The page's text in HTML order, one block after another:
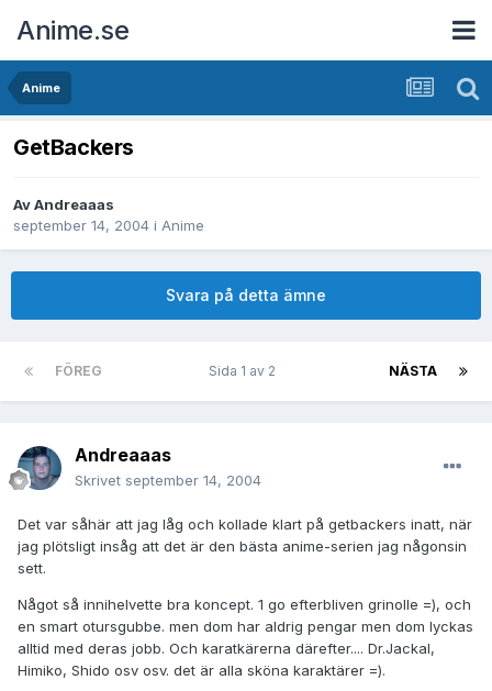
Anime.se
Anime
GetBackers
AvAndreaaas
september 14, 2004 i Anime
Svara på detta ämne
FÖREG NÄSTA
Sida 1 av 2
Andreaaas
Skrivet september 14, 2004
Det var såhär att jag låg och kollade klart på getbackers inatt, när
jag plötsligt insåg att det är den bästa anime-serien jag någonsin
sett.
Något så innihelvette bra koncept. 1 go efterbliven grinolle =), och
en smart otursgubbe. men dom har aldrig pengar men dom lyckas
alltid med deras jobb. Och karatkärerna därefter.... Dr.Jackal,
Himiko, Shido osv osv. det är alla sköna karaktärer =).